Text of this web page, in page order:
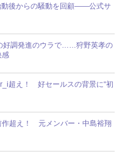
動後からの騒動を回顧――公式サ
好調発進のウラで……狩野英孝の
感
超え！ 好セールスの背景に“初
作超え！ 元メンバー・中島裕翔